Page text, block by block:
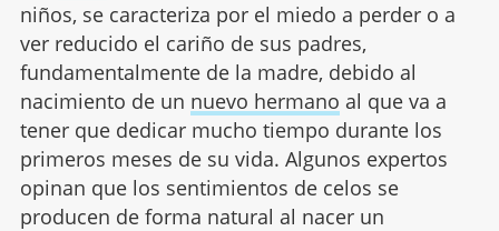
niños, se caracteriza por el miedo a perder o a
ver reducido el cariño de sus padres,
fundamentalmente de la madre, debido al
nacimiento de un nuevo hermano al que va a
tener que dedicar mucho tiempo durante los
primeros meses de su vida. Algunos expertos
opinan que los sentimientos de celos se
producen de forma natural al nacer un